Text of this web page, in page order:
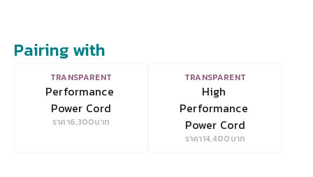
Pairing with
VIEW
TRANSPARENT
Performance
Power Cord
ราคา6,300บาท
VIEW
TRANSPARENT
High
Performance
Power Cord
ราคา14,400บาท